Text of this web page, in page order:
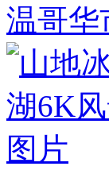
温哥华